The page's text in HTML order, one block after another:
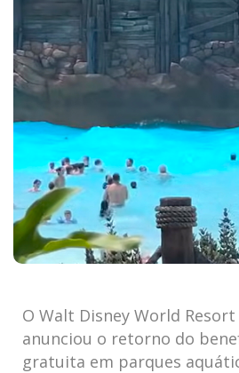
O Walt Disney World
anunciou o retorno do
gratuita em parques